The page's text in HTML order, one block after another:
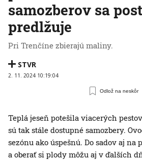
samozberov sa
predlžuje
Pri Trenčíne zbierajú maliny.
STVR
2. 11. 2024 10:19:04
Odlož na neskôr
Teplá jeseň potešila viacerých
sú tak stále dostupné samozbery.
sezónu ako úspešnú. Do sadov aj
a oberať si plody môžu aj v ďalších